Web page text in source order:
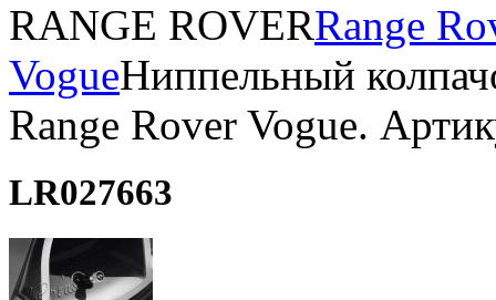
RANGE ROVERRange
VogueНиппельный
Range Rover Vogue.
LR027663